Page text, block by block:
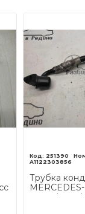
251390
A1122303856
Трубка
W203/